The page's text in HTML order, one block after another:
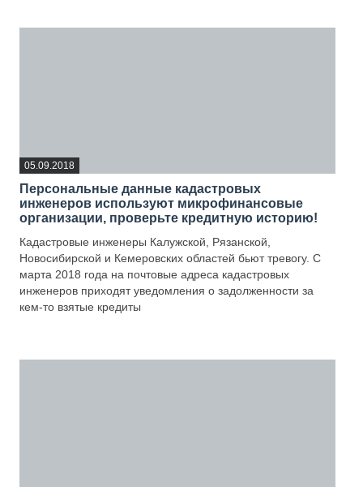
05.09.2018
Персональные данные кадастровых
инженеров используют микрофинансовые
организации, проверьте кредитную историю!
Кадастровые инженеры Калужской, Рязанской,
Новосибирской и Кемеровских областей бьют тревогу. С
марта 2018 года на почтовые адреса кадастровых
инженеров приходят уведомления о задолженности за
кем-то взятые кредиты